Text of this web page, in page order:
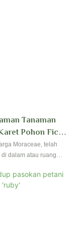
Tanaman
Pohon Ficus
Moraceae, telah
dalam atau ruang
tinggi sejak
dan perkebunan